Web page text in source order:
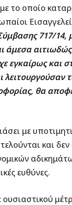
το οποίο
717/14,
άμεσα
εγκαίρως και
λειτουργούσαν
θα
με
και
ευθύνες.